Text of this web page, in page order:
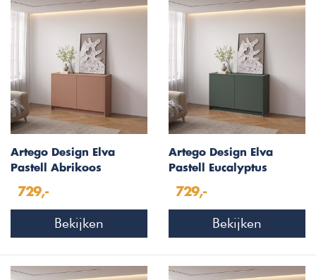
Artego Design Elva
Pastell Abrikoos
729,-
Bekijken
Artego Design Elva
Pastell Eucalyptus
729,-
Bekijken